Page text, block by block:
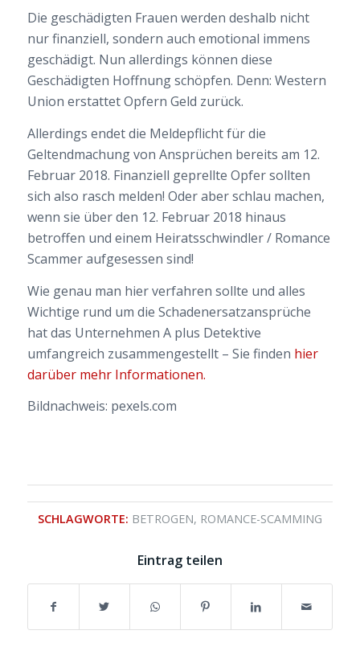
Die geschädigten Frauen werden deshalb nicht
nur finanziell, sondern auch emotional immens
geschädigt. Nun allerdings können diese
Geschädigten Hoffnung schöpfen. Denn: Western
Union erstattet Opfern Geld zurück.
Allerdings endet die Meldepflicht für die
Geltendmachung von Ansprüchen bereits am 12.
Februar 2018. Finanziell geprellte Opfer sollten
sich also rasch melden! Oder aber schlau machen,
wenn sie über den 12. Februar 2018 hinaus
betroffen und einem Heiratsschwindler / Romance
Scammer aufgesessen sind!
Wie genau man hier verfahren sollte und alles
Wichtige rund um die Schadenersatzansprüche
hat das Unternehmen A plus Detektive
umfangreich zusammengestellt – Sie finden hier
darüber mehr Informationen.
Bildnachweis: pexels.com
SCHLAGWORTE: BETROGEN, ROMANCE-SCAMMING
Eintrag teilen